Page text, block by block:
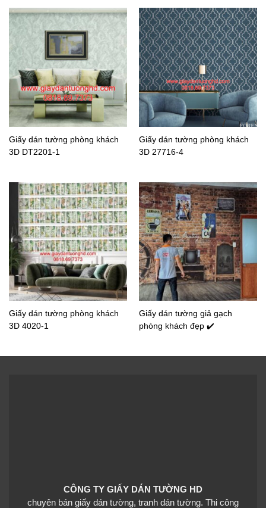
Giấy dán tường phòng khách
3D DT2201-1
Giấy dán tường phòng khách
3D 27716-4
Giấy dán tường phòng khách
3D 4020-1
Giấy dán tường giả gạch
phòng khách đẹp ✔️
CÔNG TY GIẤY DÁN TƯỜNG HD
chuyên bán giấy dán tường, tranh dán tường. Thi công